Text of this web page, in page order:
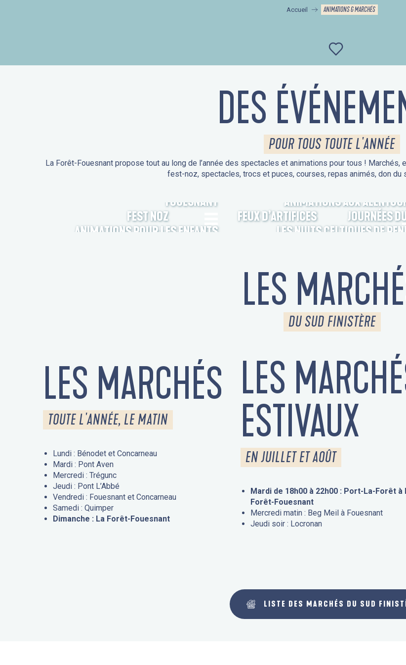
Accueil ANIMATIONS & MARCHÉS
Ajouter aux
DES
POUR TOUS TOUTE L'ANNÉE
La Forêt-Fouesnant propose tout au long de l’année des spectacles et animations pour tous !
fest-noz, spectacles, trocs et puces, courses, repas animés, don du
FOUESNANT
ANIMATIONS AUX
FEST NOZ
FEUX D’ARTIFICES JOURNÉES
ANIMATIONS POUR LES ENFANTS
LES NUITS CELTIQUES DE
LES
DU SUD FINISTÈRE
LES MARCHÉS
TOUTE L'ANNÉE, LE MATIN
Lundi : Bénodet et Concarneau
Mardi : Pont Aven
Mercredi : Trégunc
Jeudi : Pont L’Abbé
Vendredi : Fouesnant et Concarneau
Samedi : Quimper
Dimanche : La Forêt-Fouesnant
LES
ESTIVAUX
EN JUILLET ET AOÛT
Mardi de 18h00 à 22h00 : Port-La-Forêt à
Forêt-Fouesnant
Mercredi matin : Beg Meil à Fouesnant
Jeudi soir : Locronan
LISTE DES MARCHÉS DU SUD